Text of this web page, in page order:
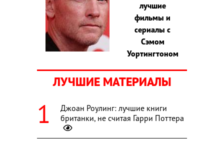
лучшие
фильмы и
сериалы с
Сэмом
Уортингтоном
ЛУЧШИЕ МАТЕРИАЛЫ
Джоан Роулинг: лучшие книги
британки, не считая Гарри Поттера